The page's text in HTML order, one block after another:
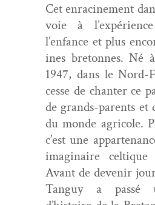
Cet enracin­e­ment
voie à
l’enfance et plus
ines bre­tonnes. Né
1947, dans le
cesse de chanter ce
de grands-par­ents et
du monde agri­cole.
c’est une
imag­i­naire cel­tique
Avant de devenir
Tan­guy a passé